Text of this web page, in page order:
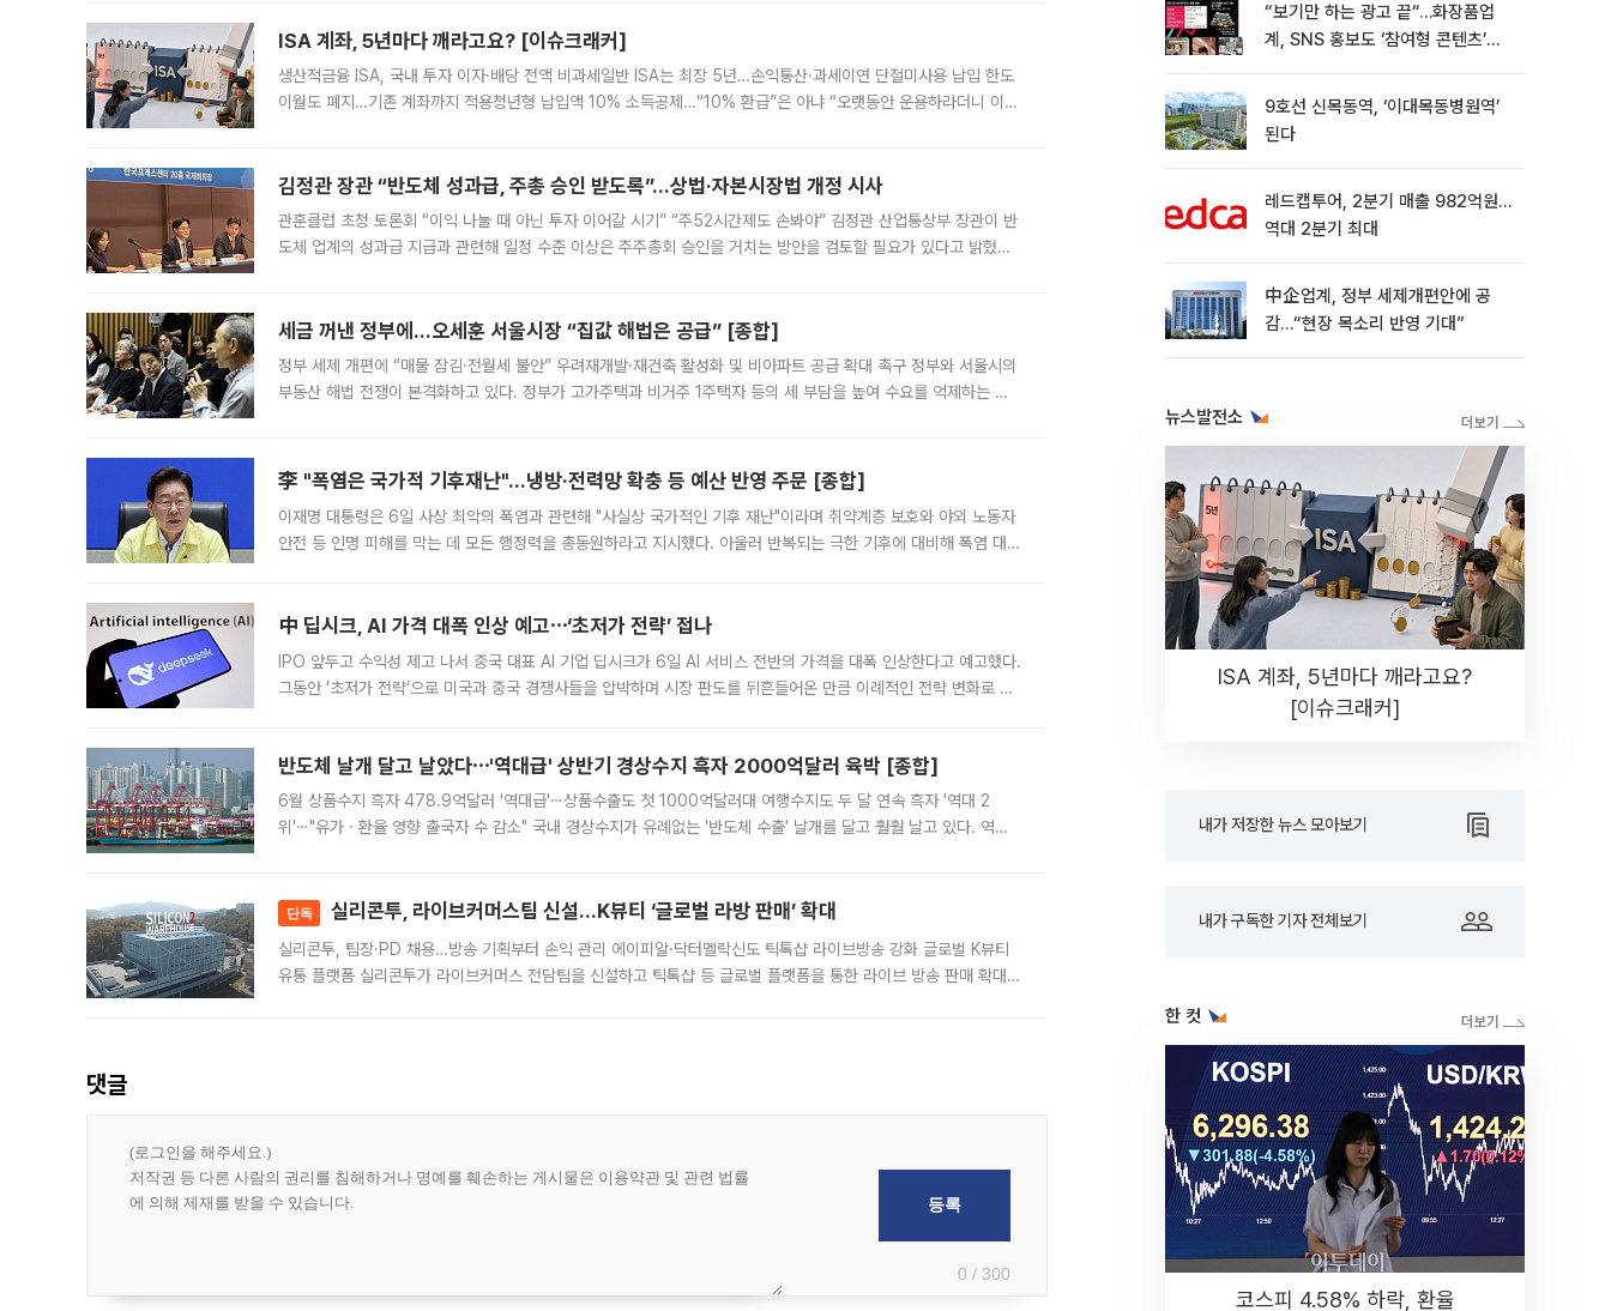
ISA 계좌, 5년마다 깨라고요? [이슈크래커]
생산적금융 ISA, 국내 투자 이자·배당 전액 비과세일반 ISA는 최장 5년…손익통산·과세이연 단절미사용 납입 한도
이월도 폐지…기존 계좌까지 적용청년형 납입액 10% 소득공제…“10% 환급”은 아냐 “오랫동안 운용하라더니 이제
김정관 장관 “반도체 성과급, 주총 승인 받도록”…상법·자본시장법 개정 시사
관훈클럽 초청 토론회 “이익 나눌 때 아닌 투자 이어갈 시기” “주52시간제도 손봐야” 김정관 산업통상부 장관이 반
도체 업계의 성과급 지급과 관련해 일정 수준 이상은 주주총회 승인을 거치는 방안을 검토할 필요가 있다고 밝혔다.
세금 꺼낸 정부에…오세훈 서울시장 “집값 해법은 공급” [종합]
정부 세제 개편에 “매물 잠김·전월세 불안” 우려재개발·재건축 활성화 및 비아파트 공급 확대 촉구 정부와 서울시의
부동산 해법 전쟁이 본격화하고 있다. 정부가 고가주택과 비거주 1주택자 등의 세 부담을 높여 수요를 억제하는 카
李 "폭염은 국가적 기후재난"…냉방·전력망 확충 등 예산 반영 주문 [종합]
이재명 대통령은 6일 사상 최악의 폭염과 관련해 "사실상 국가적인 기후 재난"이라며 취약계층 보호와 야외 노동자
안전 등 인명 피해를 막는 데 모든 행정력을 총동원하라고 지시했다. 아울러 반복되는 극한 기후에 대비해 폭염 대응
中 딥시크, AI 가격 대폭 인상 예고⋯‘초저가 전략’ 접나
IPO 앞두고 수익성 제고 나서 중국 대표 AI 기업 딥시크가 6일 AI 서비스 전반의 가격을 대폭 인상한다고 예고했다.
그동안 ‘초저가 전략’으로 미국과 중국 경쟁사들을 압박하며 시장 판도를 뒤흔들어온 만큼 이례적인 전략 변화로 평
반도체 날개 달고 날았다⋯'역대급' 상반기 경상수지 흑자 2000억달러 육박 [종합]
6월 상품수지 흑자 478.9억달러 '역대급'⋯상품수출도 첫 1000억달러대 여행수지도 두 달 연속 흑자 '역대 2
위'⋯"유가ㆍ환율 영향 출국자 수 감소" 국내 경상수지가 유례없는 '반도체 수출' 날개를 달고 훨훨 날고 있다. 역대
단독 실리콘투, 라이브커머스팀 신설…K뷰티 ‘글로벌 라방 판매’ 확대
실리콘투, 팀장·PD 채용…방송 기획부터 손익 관리 에이피알·닥터멜락신도 틱톡샵 라이브방송 강화 글로벌 K뷰티
유통 플랫폼 실리콘투가 라이브커머스 전담팀을 신설하고 틱톡샵 등 글로벌 플랫폼을 통한 라이브 방송 판매 확대에
댓글
0 / 300
“보기만 하는 광고 끝“…화장품업
계, SNS 홍보도 ‘참여형 콘텐츠’로
9호선 신목동역, ‘이대목동병원역’
된다
레드캡투어, 2분기 매출 982억원…
역대 2분기 최대
中企업계, 정부 세제개편안에 공
감…“현장 목소리 반영 기대”
뉴스발전소
ISA 계좌, 5년마다 깨라고요?
[이슈크래커]
내가 저장한 뉴스 모아보기
내가 구독한 기자 전체보기
한 컷
코스피 4.58% 하락, 환율